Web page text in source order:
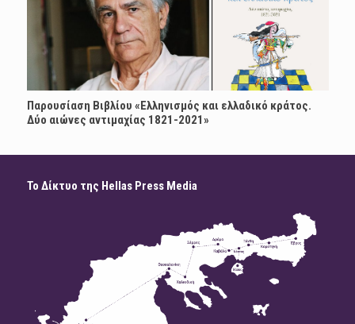
Παρουσίαση Βιβλίου «Ελληνισμός και ελλαδικό κράτος.
Δύο αιώνες αντιμαχίας 1821-2021»
Το Δίκτυο της Hellas Press Media